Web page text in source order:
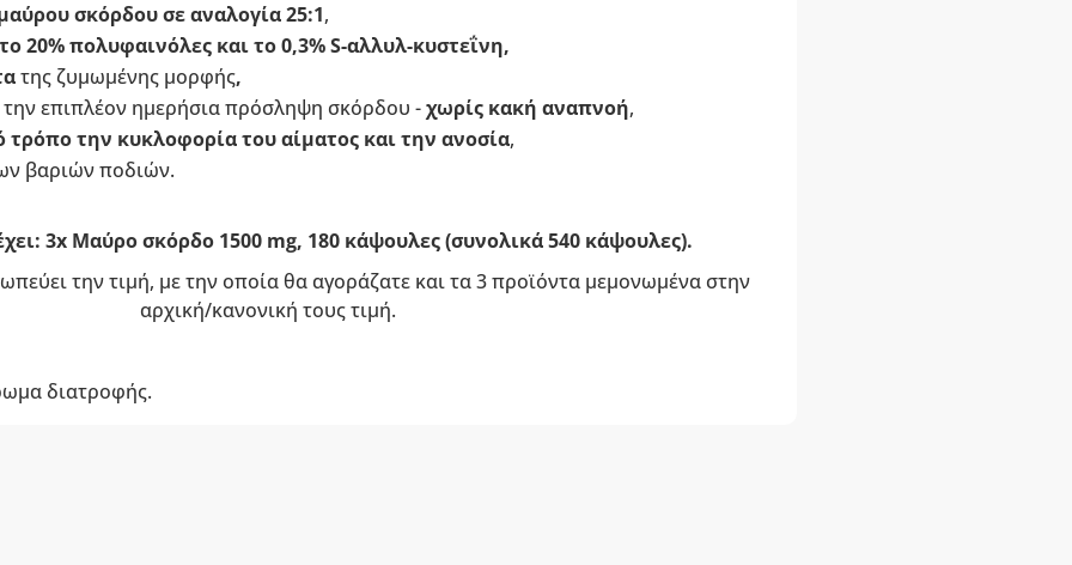
σκόρδου σε αναλογία 25:1,
το 20% πολυφαινόλες και το 0,3% S-αλλυλ-κυστεΐνη,
της ζυμωμένης μορφής,
την επιπλέον ημερήσια πρόσληψη σκόρδου -χωρίς κακή αναπνοή,
την κυκλοφορία του αίματος και την ανοσία,
βαριών ποδιών.
3x Μαύρο σκόρδο 1500 mg, 180 κάψουλες (συνολικά 540 κάψουλες).
την τιμή, με την οποία θα αγοράζατε και τα 3 προϊόντα μεμονωμένα στην
αρχική/κανονική τους τιμή.
διατροφής.